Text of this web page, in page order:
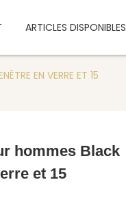
ARTICLES DISPONIBLES
EN VERRE ET 15
hommes Black
et 15